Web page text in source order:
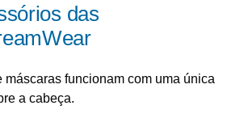
das
máscaras funcionam com uma única
a cabeça.